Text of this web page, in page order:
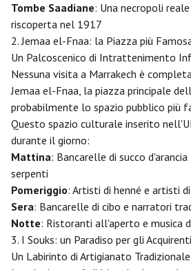
Tombe Saadiane: Una necropoli
riscoperta nel 1917
2. Jemaa el-Fnaa: la Piazza più
Un Palcoscenico di Intrattenimento
Nessuna visita a Marrakech è
Jemaa el-Fnaa, la piazza principale
probabilmente lo spazio pubblico più
Questo spazio culturale inserito
durante il giorno:
Mattina: Bancarelle di succo
serpenti
Pomeriggio: Artisti di henné e artisti
Sera: Bancarelle di cibo e narratori
Notte: Ristoranti all'aperto e musica
3. I Souks: un Paradiso per gli Acquirenti
Un Labirinto di Artigianato Tradizionale